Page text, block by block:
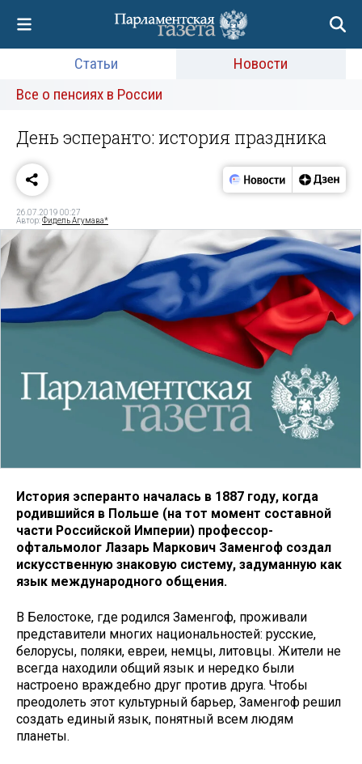
Статьи
Новости
Все о пенсиях в России
День эсперанто: история праздника
26.07.2019 00:27
Автор:Фидель Агумава*
История эсперанто началась в 1887 году, когда
родившийся в Польше (на тот момент составной
части Российской Империи) профессор-
офтальмолог Лазарь Маркович Заменгоф создал
искусственную знаковую систему, задуманную как
язык международного общения.
В Белостоке, где родился Заменгоф, проживали
представители многих национальностей: русские,
белорусы, поляки, евреи, немцы, литовцы. Жители не
всегда находили общий язык и нередко были
настроено враждебно друг против друга. Чтобы
преодолеть этот культурный барьер, Заменгоф решил
создать единый язык, понятный всем людям
планеты.